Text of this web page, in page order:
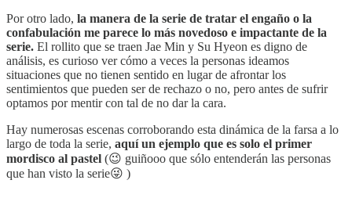
Por otro lado, la manera de la serie de tratar el engaño o la
confabulación me parece lo más novedoso e impactante de la
serie. El rollito que se traen Jae Min y Su Hyeon es digno de
análisis, es curioso ver cómo a veces la personas ideamos
situaciones que no tienen sentido en lugar de afrontar los
sentimientos que pueden ser de rechazo o no, pero antes de sufrir
optamos por mentir con tal de no dar la cara.
Hay numerosas escenas corroborando esta dinámica de la farsa a lo
largo de toda la serie, aquí un ejemplo que es solo el primer
mordisco al pastel (😉 guiñooo que sólo entenderán las personas
que han visto la serie😜 )